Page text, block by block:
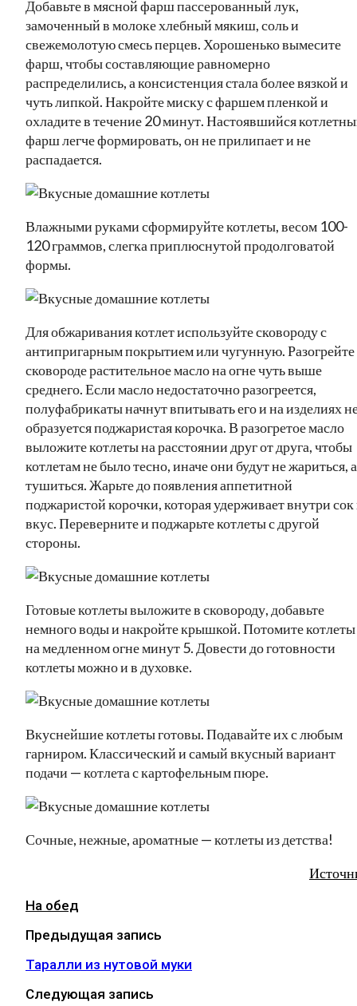
Добавьте в мясной фарш пассерованный лук,
замоченный в молоке хлебный мякиш, соль и
свежемолотую смесь перцев. Хорошенько вымесите
фарш, чтобы составляющие равномерно
распределились, а консистенция стала более вязкой и
чуть липкой. Накройте миску с фаршем пленкой и
охладите в течение 20 минут. Настоявшийся
фарш легче формировать, он не прилипает и не
распадается.
Влажными руками сформируйте котлеты, весом 100-
120 граммов, слегка приплюснутой продолговатой
формы.
Для обжаривания котлет используйте сковороду с
антипригарным покрытием или чугунную. Разогрейте
сковороде растительное масло на огне чуть выше
среднего. Если масло недостаточно разогреется,
полуфабрикаты начнут впитывать его и на изделиях
образуется поджаристая корочка. В разогретое масло
выложите котлеты на расстоянии друг от друга, чтобы
котлетам не было тесно, иначе они будут не жариться, а
тушиться. Жарьте до появления аппетитной
поджаристой корочки, которая удерживает внутри сок
вкус. Переверните и поджарьте котлеты с другой
стороны.
Готовые котлеты выложите в сковороду, добавьте
немного воды и накройте крышкой. Потомите котлеты
на медленном огне минут 5. Довести до готовности
котлеты можно и в духовке.
Вкуснейшие котлеты готовы. Подавайте их с любым
гарниром. Классический и самый вкусный вариант
подачи — котлета с картофельным пюре.
Сочные, нежные, ароматные — котлеты из детства!
На обед
Предыдущая запись
Таралли из нутовой муки
Следующая запись